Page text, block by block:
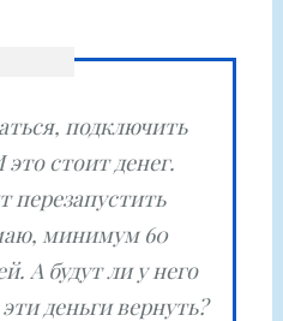
подключить
стоит денег.
перезапустить
минимум 60
А будут ли у него
деньги вернуть?